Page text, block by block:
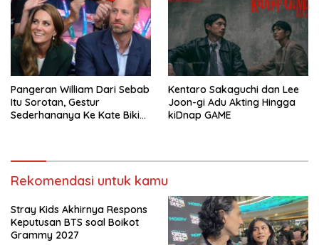
Pangeran William Dari Sebab
Itu Sorotan, Gestur
Sederhananya Ke Kate Bikin
Kentaro Sakaguchi dan Lee
Joon-gi Adu Akting Hingga
kiDnap GAME
Rekomendasi untuk kamu
Stray Kids Akhirnya Respons
Keputusan BTS soal Boikot
Grammy 2027